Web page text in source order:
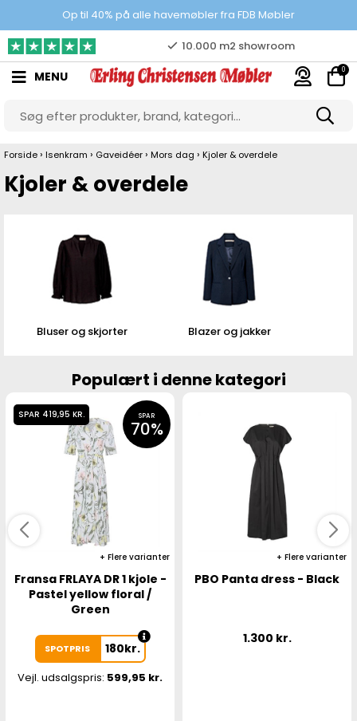
Op til 40% på alle havemøbler fra FDB Møbler
100% danskejet webshop
Prisgaranti
10.000 m2 showroom
Gratis & gode parkeringsforhold
MENU 0
Forside › Isenkram › Gaveidéer › Mors dag › Kjoler & overdele
Kjoler & overdele
Bluser og skjorter Blazer og jakker
Populært i denne kategori
SPAR 419,95 KR. SPAR
70%
Flere varianter
Fransa FRLAYA DR 1 kjole -
Pastel yellow floral /
Green
SPOTPRIS 180kr.
Vejl. udsalgspris: 599,95 kr.
Flere varianter
PBO Panta dress - Black
1.300 kr.